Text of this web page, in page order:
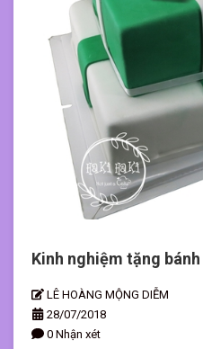
Kinh nghiệm tặng
LÊ HOÀNG MỘNG DIỄM
28/07/2018
0 Nhận xét